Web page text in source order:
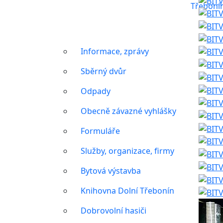
Informace, zprávy
Sběrný dvůr
Odpady
Obecně závazné vyhlášky
Formuláře
Služby, organizace, firmy
Bytová výstavba
Knihovna Dolní Třebonín
Dobrovolní hasiči